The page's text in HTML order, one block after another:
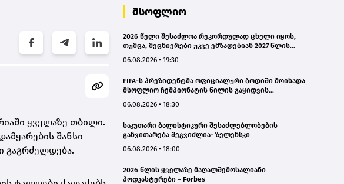
ყველაზე თბილი.
შანსი
გაგრძელდება.
მსოფლიო
2026 წელი შესაძლოა რეკორდულად ცხელი იყოს,
თუმცა, მეცნიერები უკვე ემზადებიან 2027 წლის
06.08.2026 • 19:30
FIFA-ს პრეზიდენტმა ოფიციალური ბოდიში მოიხადა
მსოფლიო ჩემპიონატის წილის გაყიდვის
06.08.2026 • 18:30
საკუთარი ბალისტიკური შესაძლებლობების
განვითარება შეგვიძლია- ზელენსკი
06.08.2026 • 18:00
2026 წლის ყველაზე მაღალშემოსალიანი
პოდკასტერები – Forbes